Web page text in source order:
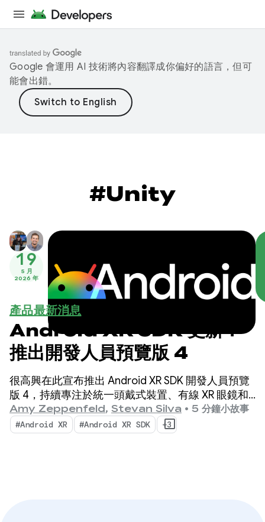
Google 會運用 AI 技術將內容翻譯成你偏好的語言，但可
能會出錯。
#Unity
19
5 月
2026 年
產品最新消息
Android XR SDK 更新：
推出開發人員預覽版 4
很高興在此宣布推出 Android XR SDK 開發人員預覽
版 4，持續專注於統一頭戴式裝置、有線 XR 眼鏡和
智慧眼鏡的跨裝置開發作業。
Amy Zeppenfeld, Stevan Silva • 5 分鐘小故事
#Android XR #Android XR SDK +3